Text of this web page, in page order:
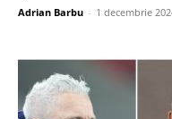
Adrian Barbu - 1 decembrie